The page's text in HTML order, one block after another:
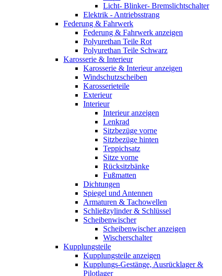
Licht- Blinker- Bremslichtschalter
Elektrik - Antriebsstrang
Federung & Fahrwerk
Federung & Fahrwerk anzeigen
Polyurethan Teile Rot
Polyurethan Teile Schwarz
Karosserie & Interieur
Karosserie & Interieur anzeigen
Windschutzscheiben
Karosserieteile
Exterieur
Interieur
Interieur anzeigen
Lenkrad
Sitzbezüge vorne
Sitzbezüge hinten
Teppichsatz
Sitze vorne
Rücksitzbänke
Fußmatten
Dichtungen
Spiegel und Antennen
Armaturen & Tachowellen
Schließzylinder & Schlüssel
Scheibenwischer
Scheibenwischer anzeigen
Wischerschalter
Kupplungsteile
Kupplungsteile anzeigen
Kupplungs-Gestänge, Ausrücklager &
Pilotlager